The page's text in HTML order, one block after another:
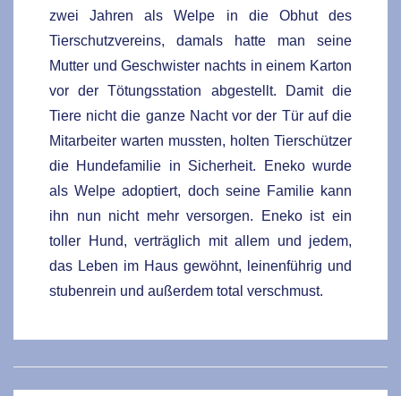
zwei Jahren als Welpe in die Obhut des
Tierschutzvereins, damals hatte man seine
Mutter und Geschwister nachts in einem Karton
vor der Tötungsstation abgestellt. Damit die
Tiere nicht die ganze Nacht vor der Tür auf die
Mitarbeiter warten mussten, holten Tierschützer
die Hundefamilie in Sicherheit. Eneko wurde
als Welpe adoptiert, doch seine Familie kann
ihn nun nicht mehr versorgen. Eneko ist ein
toller Hund, verträglich mit allem und jedem,
das Leben im Haus gewöhnt, leinenführig und
stubenrein und außerdem total verschmust.